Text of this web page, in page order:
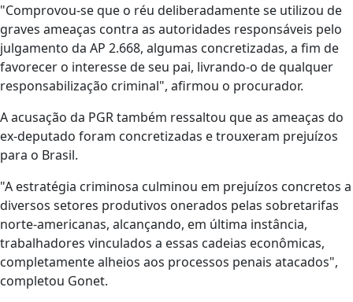
"Comprovou-se que o réu deliberadamente se utilizou de
graves ameaças contra as autoridades responsáveis pelo
julgamento da AP 2.668, algumas concretizadas, a fim de
favorecer o interesse de seu pai, livrando-o de qualquer
responsabilização criminal", afirmou o procurador.
A acusação da PGR também ressaltou que as ameaças do
ex-deputado foram concretizadas e trouxeram prejuízos
para o Brasil.
"A estratégia criminosa culminou em prejuízos concretos a
diversos setores produtivos onerados pelas sobretarifas
norte-americanas, alcançando, em última instância,
trabalhadores vinculados a essas cadeias econômicas,
completamente alheios aos processos penais atacados",
completou Gonet.